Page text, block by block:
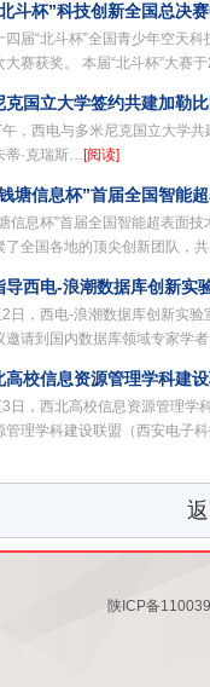
斗杯”科技创新全国总决
四届“北斗杯”全国青少年空天
大赛获奖。 本届“北斗杯”大赛
克国立大学签约共建加勒
，西电与多米尼克国立大学
蒂·克瑞斯…[阅读]
塘信息杯”首届全国智能
信息杯”首届全国智能超表面
了全国各地的顶尖创新团队，
导西电-浪潮数据库创新实
日，西电-浪潮数据库创新实
邀请到国内数据库领域专家学
高校信息资源管理学科建
日，西北高校信息资源管理学
管理学科建设联盟（西安电子
陕ICP备